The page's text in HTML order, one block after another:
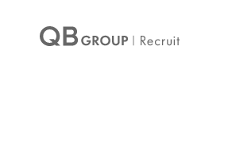
: Undefined array key 3 in/home/